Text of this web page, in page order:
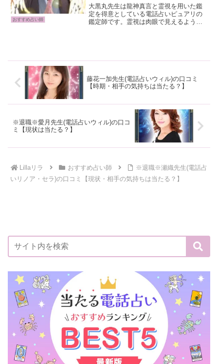
おすすめ占い師
大黒丸先生は龍神真言と霊視を用いた鑑
定を得意としている電話占いピュアリの
鑑定師です。霊視は肉眼で見えるような
藤花一加先生(電話占いウィル)の口コミ
【時期・相手の気持ちは当たる？】
※退職※愛月先生(電話占いウィル)の口コ
ミ【現状は当たる？】
Lillaリラ おすすめ占い師
※退職※瀬織先生(電話占
いリノア・セラ)の口コミ【現状・相手の気持ちは当たる？】